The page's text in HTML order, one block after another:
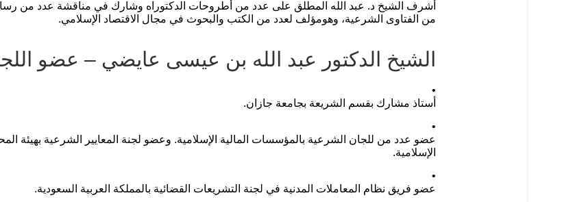
أشرف الشيخ د. عبد الله المطلق على عدد من أطروحات الدكتوراه وشارك في مناقشة عدد من
من الفتاوى الشرعية، وهومؤلف لعدد من الكتب والبحوث في مجال الاقتصاد الإسلامي.
الشيخ الدكتور عبد الله بن عيسى عايضي – عضو
أستاذ مشارك بقسم الشريعة بجامعة جازان.
عضو عدد من للجان الشرعية بالمؤسسات المالية الإسلامية. وعضو لجنة المعايير الشرعية بهيئة
الإسلامية.
عضو فريق نظام المعاملات المدنية في لجنة التشريعات القضائية بالمملكة العربية السعودية.